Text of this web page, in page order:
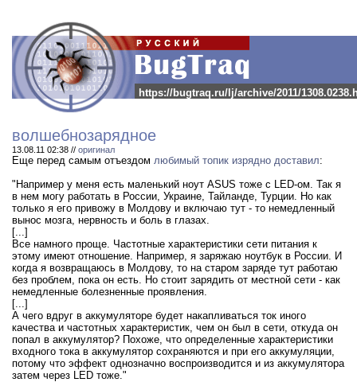
https://bugtraq.ru/lj/archive/2011/
волшебнозарядное
13.08.11 02:38 // оригинал
Еще перед самым отъездом любимый топик изрядно доставил:
"Например у меня есть маленький ноут ASUS тоже с LED-ом. Так я
в нем могу работать в России, Украине, Тайланде, Турции. Но как
только я его привожу в Молдову и включаю тут - то немедленный
вынос мозга, нервность и боль в глазах.
[...]
Все намного проще. Частотные характеристики сети питания к
этому имеют отношение. Например, я заряжаю ноутбук в России. И
когда я возвращаюсь в Молдову, то на старом заряде тут работаю
без проблем, пока он есть. Но стоит зарядить от местной сети - как
немедленные болезненные проявления.
[...]
А чего вдруг в аккумуляторе будет накапливаться ток иного
качества и частотных характеристик, чем он был в сети, откуда он
попал в аккумулятор? Похоже, что определенные характеристики
входного тока в аккумулятор сохраняются и при его аккумуляции,
потому что эффект однозначно воспроизводится и из аккумулятора
затем через LED тоже."